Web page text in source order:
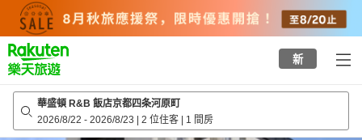
top
page
新
華盛頓 R&B 飯店京都四条河原町
2026/8/22 - 2026/8/23 | 2 位住客 | 1 間房